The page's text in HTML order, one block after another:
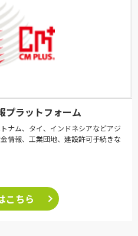
プラットフォーム
ナム、タイ、インドネシアなどアジ
情報、工業団地、建設許可手続きな
こちら